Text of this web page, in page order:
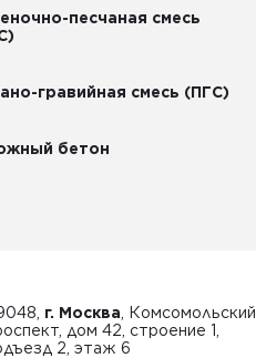
песчаная смесь
гравийная смесь (ПГС)
бетон
г. Москва , Комсомольский
дом 42, строение 1,
2, этаж 6